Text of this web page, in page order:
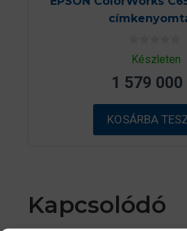
0
a
5
b
ő
l
Készleten
1 579 000
KOSÁRBA
Kapcsolódó